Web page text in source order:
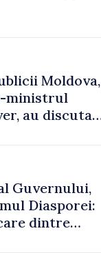
Moldova,
ministrul
au discutat
Guvernului,
Diasporei:
dintre